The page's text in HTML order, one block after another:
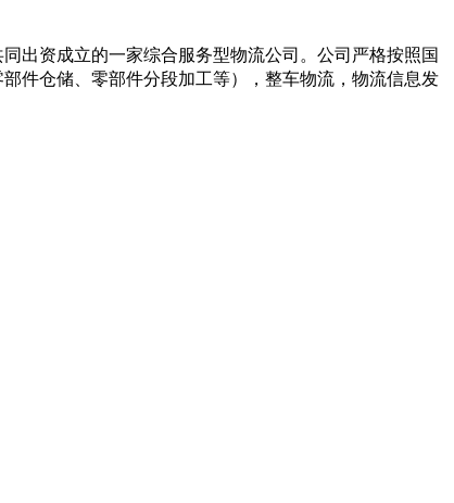
出资成立的一家综合服务型物流公司。公司严格按照国
件仓储、零部件分段加工等），整车物流，物流信息发